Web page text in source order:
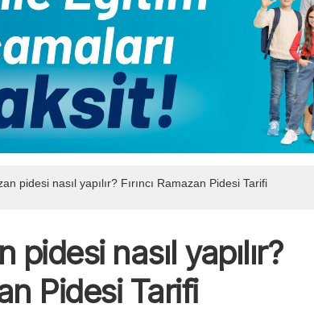
pidesi nasıl yapılır? Fırıncı Ramazan Pidesi Tarifi
pidesi nasıl yapılır?
Pidesi Tarifi